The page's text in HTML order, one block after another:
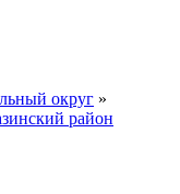
округ »
район